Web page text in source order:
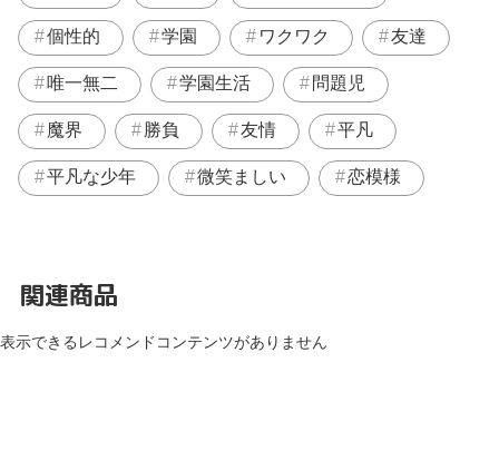
個性的 学園 ワクワク 友達
唯一無二 学園生活 問題児
魔界 勝負 友情 平凡
平凡な少年 微笑ましい 恋模様
関連商品
表示できるレコメンドコンテンツがありません